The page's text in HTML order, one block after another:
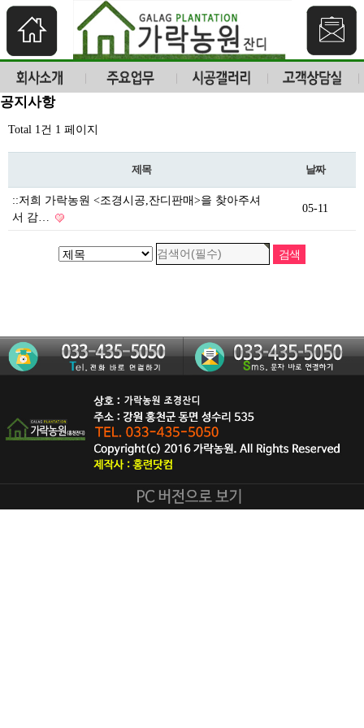
공지사항
Total 1건 1 페이지
제목 날짜
::저희 가락농원 <조경시공,잔디판매>을 찾아주셔
서 감…
05-11